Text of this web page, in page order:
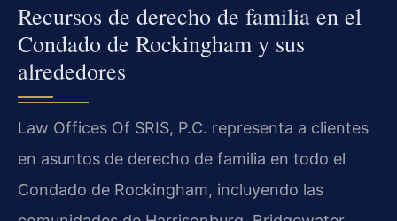
Recursos de derecho de familia en el
Condado de Rockingham y sus
alrededores
Law Offices Of SRIS, P.C. representa a clientes
en asuntos de derecho de familia en todo el
Condado de Rockingham, incluyendo las